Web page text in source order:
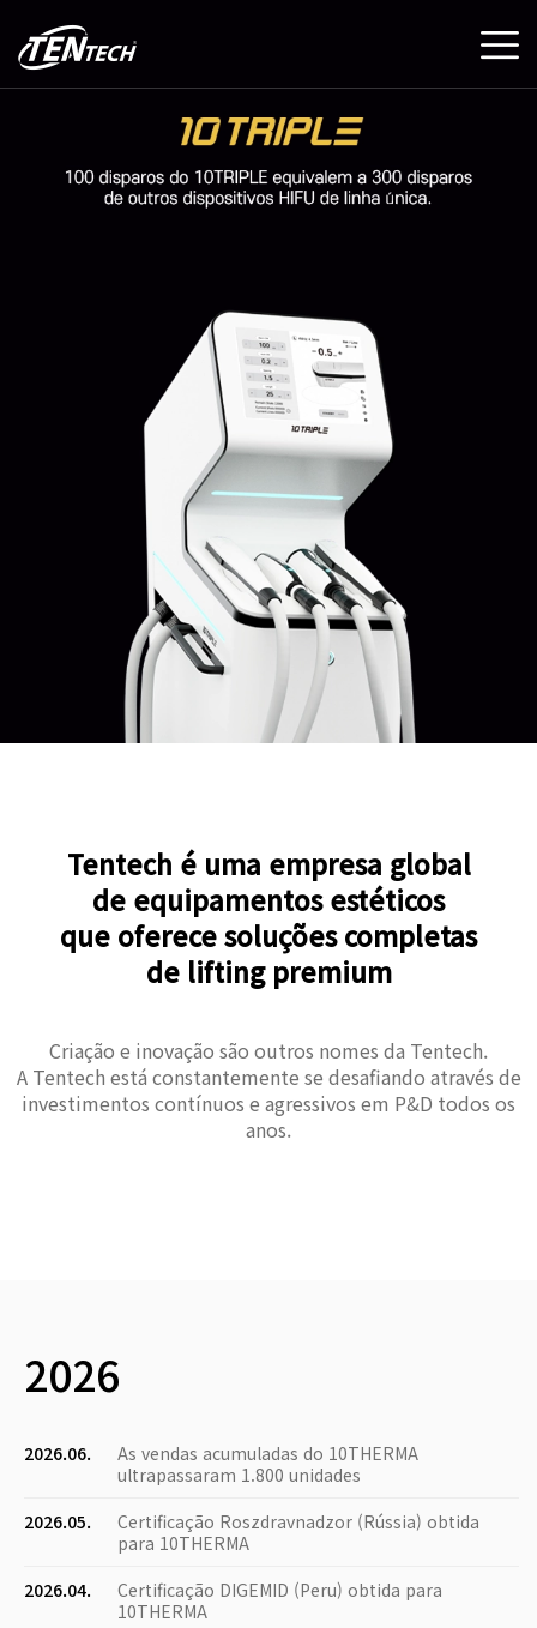
Tentech é uma empresa global
de equipamentos estéticos
que oferece soluções completas
de lifting premium
Criação e inovação são outros nomes da Tentech.
A Tentech está constantemente se desafiando através de
investimentos contínuos e agressivos em P&D todos os
anos.
2026
2026.06.
As vendas acumuladas do 10THERMA
ultrapassaram 1.800 unidades
2026.05.
Certificação Roszdravnadzor (Rússia) obtida
para 10THERMA
2026.04.
Certificação DIGEMID (Peru) obtida para
10THERMA